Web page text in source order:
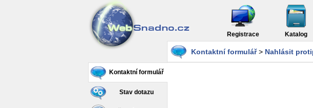
Registrace Katalog
Kontaktní formulář
Stav dotazu
Kontaktní formulář> Nahlásit